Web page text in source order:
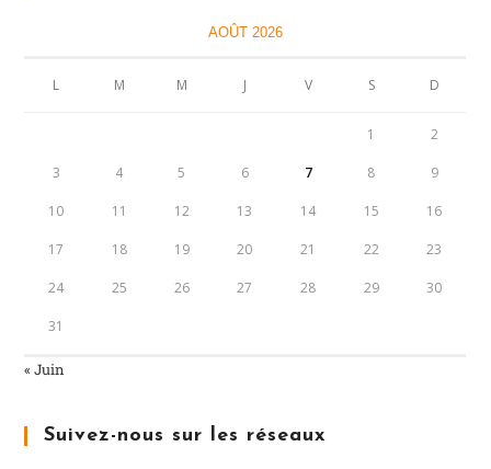
AOÛT 2026
L M M J V S D
1 2
3 4 5 6 7 8 9
10 11 12 13 14 15 16
17 18 19 20 21 22 23
24 25 26 27 28 29 30
31
« Juin
Suivez-nous sur les réseaux